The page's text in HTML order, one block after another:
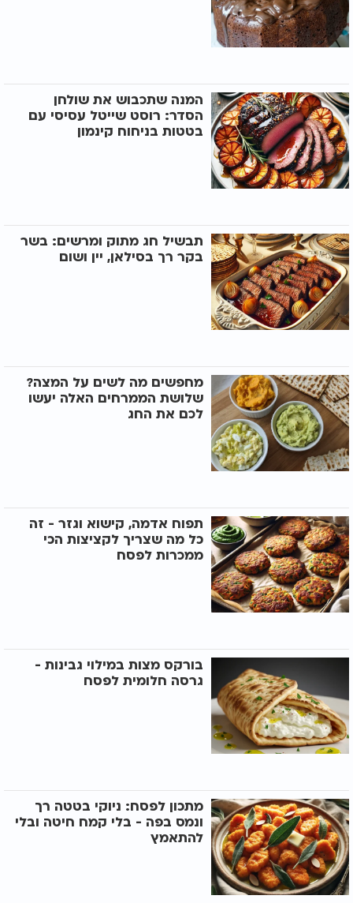
המנה שתכבוש את שולחן
הסדר: רוסט שייטל עסיסי עם
בטטות בניחוח קינמון
תבשיל חג מתוק ומרשים: בשר
בקר רך בסילאן, יין ושום
מחפשים מה לשים על המצה?
שלושת הממרחים האלה יעשו
לכם את החג
תפוח אדמה, קישוא וגזר - זה
כל מה שצריך לקציצות הכי
ממכרות לפסח
בורקס מצות במילוי גבינות -
גרסה חלומית לפסח
מתכון לפסח: ניוקי בטטה רך
ונמס בפה - בלי קמח חיטה ובלי
להתאמץ